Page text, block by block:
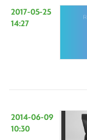
2017-05-25
14:27
2014-06-09
10:30